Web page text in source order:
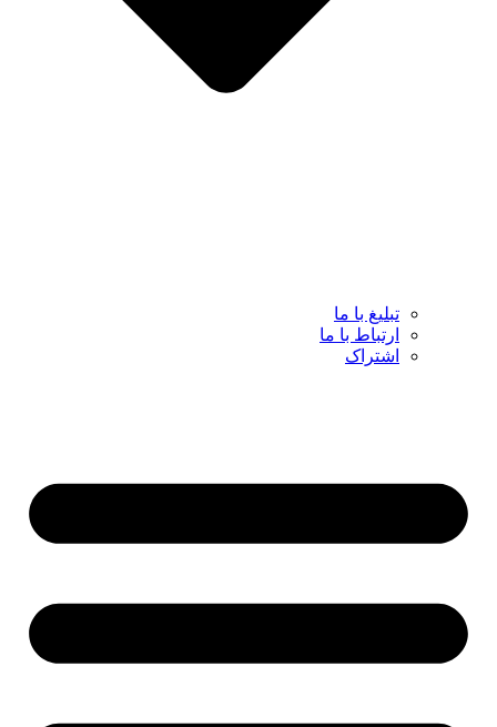
تبلیغ با ما
ارتباط با ما
اشتراک